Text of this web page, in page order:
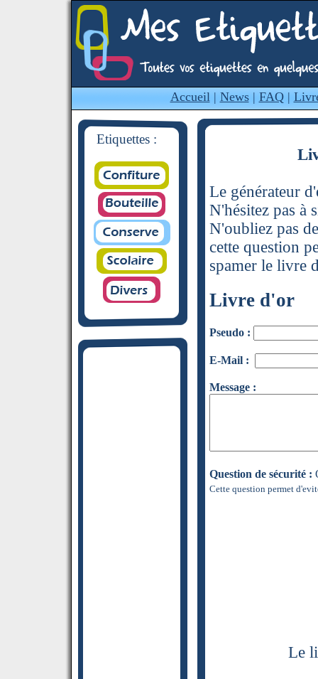
Accueil| News| FAQ|
Etiquettes :
Le générateur
N'hésitez pas à
N'oubliez pas
cette question
spamer le livre
Livre d'or
Pseudo :
E-Mail :
Message :
Question de sécurité :
Cette question permet
Le